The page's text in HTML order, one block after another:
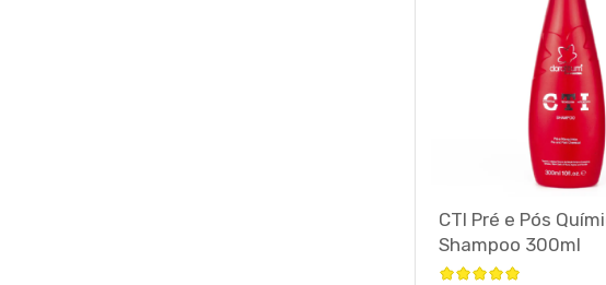
CTI Pré e Pós
Shampoo 300ml